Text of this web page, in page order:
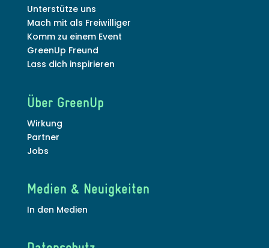
Unterstütze uns
Mach mit als Freiwilliger
Komm zu einem Event
GreenUp Freund
Lass dich inspirieren
Über GreenUp
Wirkung
Partner
Jobs
Medien & Neuigkeiten
In den Medien